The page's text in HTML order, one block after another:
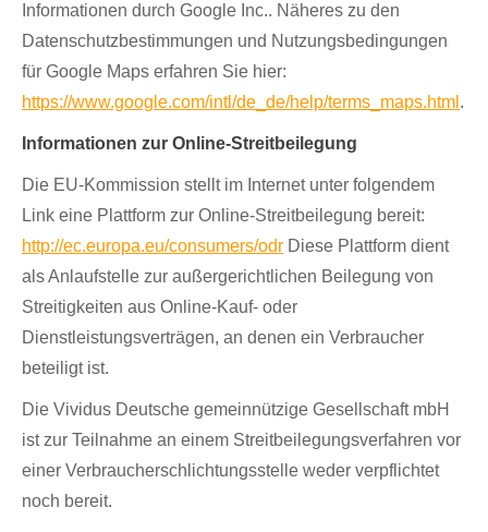
Informationen durch Google Inc.. Näheres zu den
Datenschutzbestimmungen und Nutzungsbedingungen
für Google Maps erfahren Sie hier:
https://www.google.com/intl/de_de/help/terms_maps.html .
Informationen zur Online-Streitbeilegung
Die EU-Kommission stellt im Internet unter folgendem
Link eine Plattform zur Online-Streitbeilegung bereit:
http://ec.europa.eu/consumers/odr Diese Plattform dient
als Anlaufstelle zur außergerichtlichen Beilegung von
Streitigkeiten aus Online-Kauf- oder
Dienstleistungsverträgen, an denen ein Verbraucher
beteiligt ist.
Die Vividus Deutsche gemeinnützige Gesellschaft mbH
ist zur Teilnahme an einem Streitbeilegungsverfahren vor
einer Verbraucherschlichtungsstelle weder verpflichtet
noch bereit.